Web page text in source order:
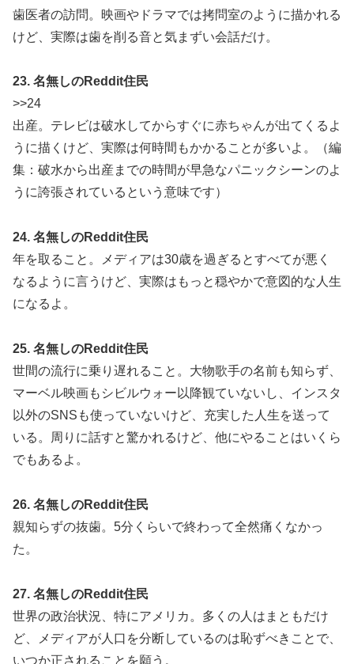
歯医者の訪問。映画やドラマでは拷問室のように描かれる
けど、実際は歯を削る音と気まずい会話だけ。
23. 名無しのReddit住民
>>24
出産。テレビは破水してからすぐに赤ちゃんが出てくるよ
うに描くけど、実際は何時間もかかることが多いよ。（編
集：破水から出産までの時間が早急なパニックシーンのよ
うに誇張されているという意味です）
24. 名無しのReddit住民
年を取ること。メディアは30歳を過ぎるとすべてが悪く
なるように言うけど、実際はもっと穏やかで意図的な人生
になるよ。
25. 名無しのReddit住民
世間の流行に乗り遅れること。大物歌手の名前も知らず、
マーベル映画もシビルウォー以降観ていないし、インスタ
以外のSNSも使っていないけど、充実した人生を送って
いる。周りに話すと驚かれるけど、他にやることはいくら
でもあるよ。
26. 名無しのReddit住民
親知らずの抜歯。5分くらいで終わって全然痛くなかっ
た。
27. 名無しのReddit住民
世界の政治状況、特にアメリカ。多くの人はまともだけ
ど、メディアが人口を分断しているのは恥ずべきことで、
いつか正されることを願う。